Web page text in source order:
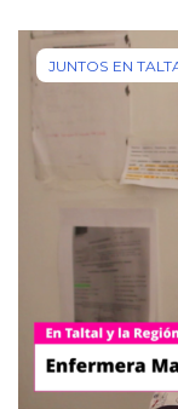
JUNTOS EN